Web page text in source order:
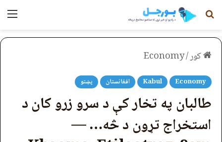
لټون
کور/
Economy
Economy
Kabul افغانستان پښتو
طالبان په تخار کې د سرو زرو کان د
استخراج تړون د څه… —